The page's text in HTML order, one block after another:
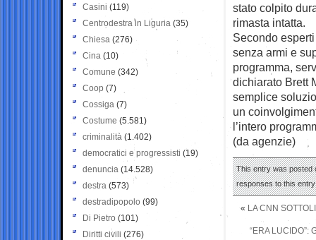
stato colpito
rimasta intatta.
Secondo
senza armi e
programma,
dichiarato Brett
semplice
un
l’intero
(da agenzie)
This entry was posted
responses to this
« LA CNN
“ERA LUCIDO”:
Casini (119)
Centrodestra in Liguria (35)
Chiesa (276)
Cina (10)
Comune (342)
Coop (7)
Cossiga (7)
Costume (5.581)
criminalità (1.402)
democratici e progressisti (19)
denuncia (14.528)
destra (573)
destradipopolo (99)
Di Pietro (101)
Diritti civili (276)